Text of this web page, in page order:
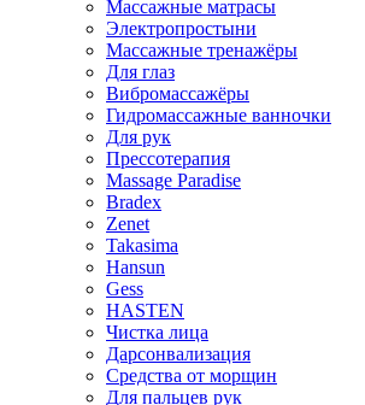
Массажные матрасы
Электропростыни
Массажные тренажёры
Для глаз
Вибромассажёры
Гидромассажные ванночки
Для рук
Прессотерапия
Massage Paradise
Bradex
Zenet
Takasima
Hansun
Gess
HASTEN
Чистка лица
Дарсонвализация
Средства от морщин
Для пальцев рук